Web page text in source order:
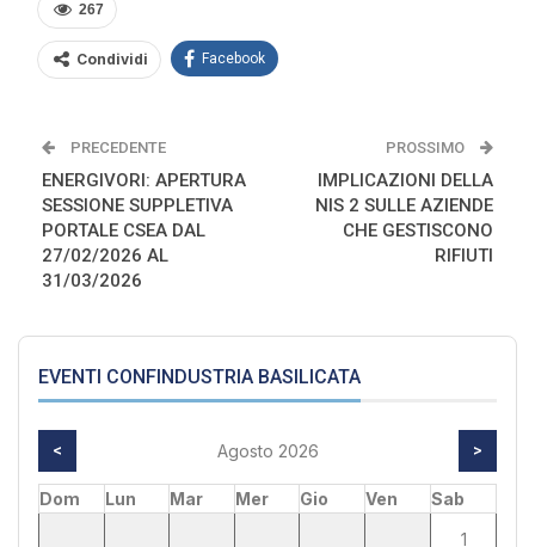
267
Condividi Facebook
PRECEDENTE
ENERGIVORI: APERTURA
SESSIONE SUPPLETIVA
PORTALE CSEA DAL
27/02/2026 AL
31/03/2026
PROSSIMO
IMPLICAZIONI DELLA
NIS 2 SULLE AZIENDE
CHE GESTISCONO
RIFIUTI
EVENTI CONFINDUSTRIA BASILICATA
< Agosto 2026 >
Dom Lun Mar Mer Gio Ven
Sab
1